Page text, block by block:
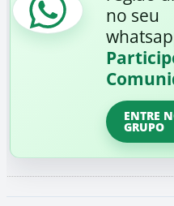
no seu
ENTRE
GRUPO